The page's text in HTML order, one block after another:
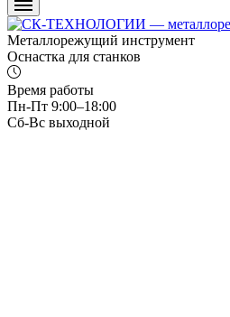
Металлорежущий инструмент
Оснастка для станков
Время работы
Пн-Пт 9:00–18:00
Сб-Вс выходной